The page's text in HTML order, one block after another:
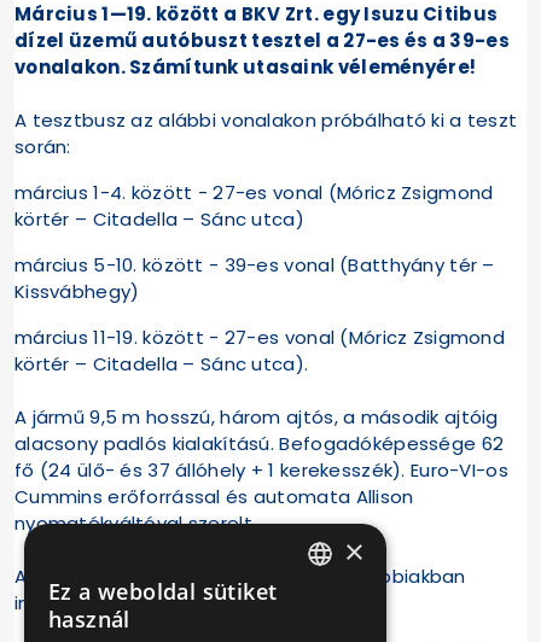
Március 1—19. között a BKV Zrt. egy Isuzu Citibus
dízel üzemű autóbuszt tesztel a 27-es és a 39-es
vonalakon. Számítunk utasaink véleményére!
A tesztbusz az alábbi vonalakon próbálható ki a teszt
során:
március 1-4. között - 27-es vonal (Móricz Zsigmond
körtér – Citadella – Sánc utca)
március 5-10. között - 39-es vonal (Batthyány tér –
Kissvábhegy)
március 11-19. között - 27-es vonal (Móricz Zsigmond
körtér – Citadella – Sánc utca).
A jármű 9,5 m hosszú, három ajtós, a második ajtóig
alacsony padlós kialakítású. Befogadóképessége 62
fő (24 ülő- és 37 állóhely + 1 kerekesszék). Euro-VI-os
Cummins erőforrással és automata Allison
nyomatékváltóval szerelt.
Az autóbusz a tesztüzem során a továbbiakban
ingyenesen igénybe vehető!
×
Ez a weboldal sütiket
használ